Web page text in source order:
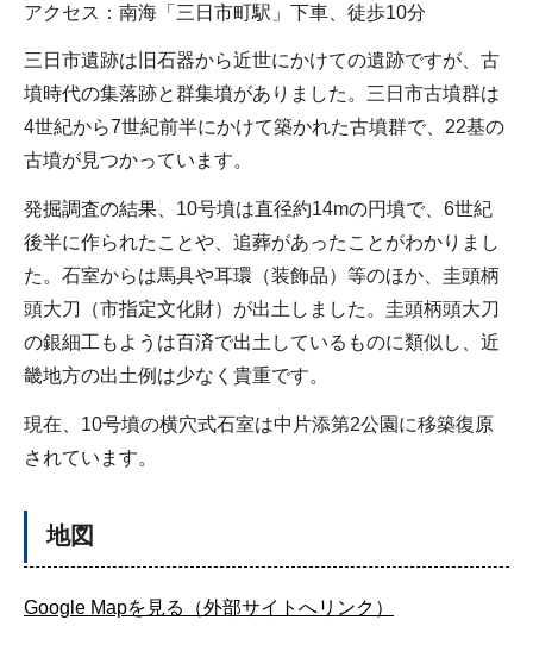
アクセス：南海「三日市町駅」下車、徒歩10分
三日市遺跡は旧石器から近世にかけての遺跡ですが、古
墳時代の集落跡と群集墳がありました。三日市古墳群は
4世紀から7世紀前半にかけて築かれた古墳群で、22基の
古墳が見つかっています。
発掘調査の結果、10号墳は直径約14mの円墳で、6世紀
後半に作られたことや、追葬があったことがわかりまし
た。石室からは馬具や耳環（装飾品）等のほか、圭頭柄
頭大刀（市指定文化財）が出土しました。圭頭柄頭大刀
の銀細工もようは百済で出土しているものに類似し、近
畿地方の出土例は少なく貴重です。
現在、10号墳の横穴式石室は中片添第2公園に移築復原
されています。
地図
Google Mapを見る（外部サイトへリンク）